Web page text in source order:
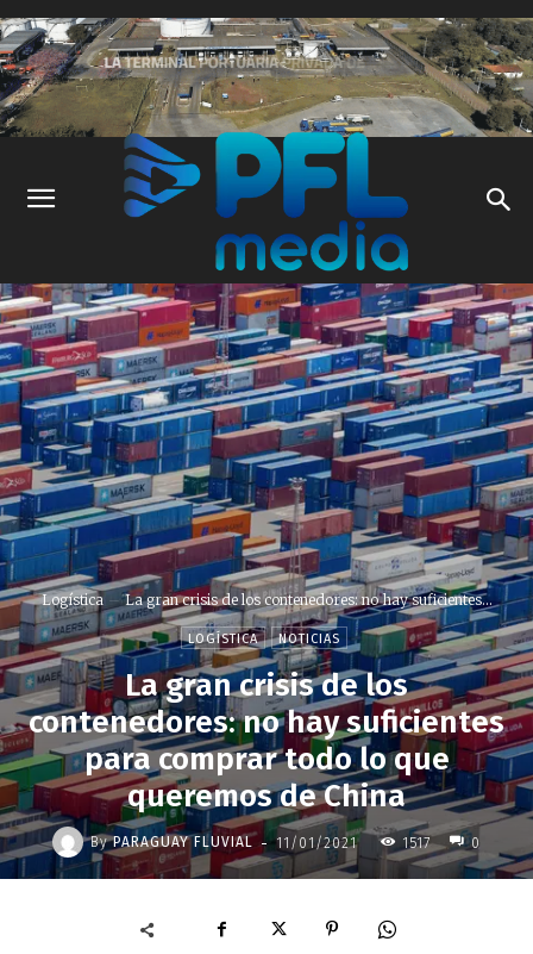
Logística La gran crisis de los contenedores: no hay suficientes...
LOGÍSTICA NOTICIAS
La gran crisis de los
contenedores: no hay suficientes
para comprar todo lo que
queremos de China
By PARAGUAY FLUVIAL - 11/01/2021 1517 0